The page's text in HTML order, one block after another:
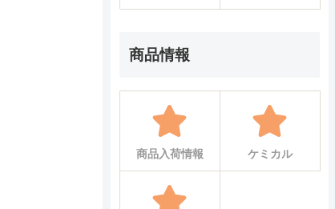
商品情報
商品入荷情報 ケミカル